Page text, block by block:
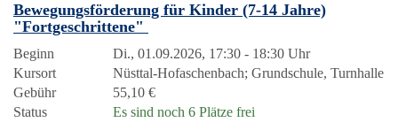
Bewegungsförderung für Kinder (7-14 Jahre)
"Fortgeschrittene"
Beginn
Di., 01.09.2026, 17:30 - 18:30 Uhr
Kursort
Nüsttal-Hofaschenbach; Grundschule, Turnhalle
Gebühr
55,10 €
Status
Es sind noch 6 Plätze frei